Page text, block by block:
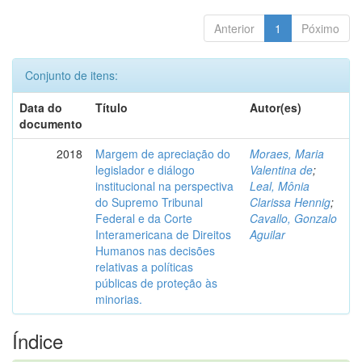
Anterior 1 Póximo
Conjunto de itens:
Data do
documento
Título Autor(es)
2018
Margem de apreciação do
legislador e diálogo
institucional na perspectiva
do Supremo Tribunal
Federal e da Corte
Interamericana de Direitos
Humanos nas decisões
relativas a políticas
públicas de proteção às
minorias.
Moraes, Maria
Valentina de;
Leal, Mônia
Clarissa Hennig;
Cavallo, Gonzalo
Aguilar
Índice